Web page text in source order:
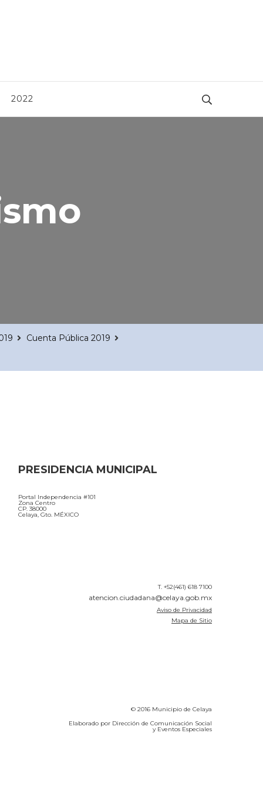
2022
Cuenta Pública 2019
PRESIDENCIA MUNICIPAL
Portal Independencia #101
Zona Centro
CP. 38000
Celaya, Gto. MÉXICO
T. +52(461) 618 7100
atencion.ciudadana@celaya.gob.mx
Aviso de Privacidad
Mapa de Sitio
© 2016 Municipio de Celaya
Elaborado por Dirección de Comunicación Social
y Eventos Especiales